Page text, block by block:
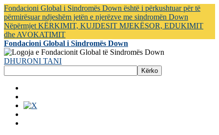
Fondacioni Global i Sindromës Down është i përkushtuar për të
përmirësuar ndjeshëm jetën e njerëzve me sindromën Down
Nëpërmjet KËRKIMIT, KUJDESIT MJEKËSOR, EDUKIMIT
dhe AVOKATIMIT
Fondacioni Global i Sindromës Down
DHURONI TANI